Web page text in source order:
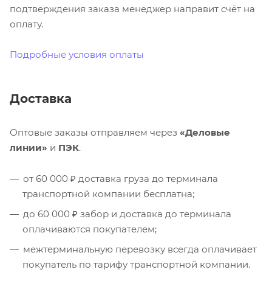
подтверждения заказа менеджер направит счёт на
оплату.
Подробные условия оплаты
Доставка
Оптовые заказы отправляем через «Деловые
линии» и ПЭК.
от 60 000 ₽ доставка груза до терминала
транспортной компании бесплатна;
до 60 000 ₽ забор и доставка до терминала
оплачиваются покупателем;
межтерминальную перевозку всегда оплачивает
покупатель по тарифу транспортной компании.